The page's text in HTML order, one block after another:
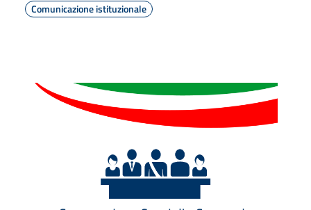
Comunicazione istituzionale